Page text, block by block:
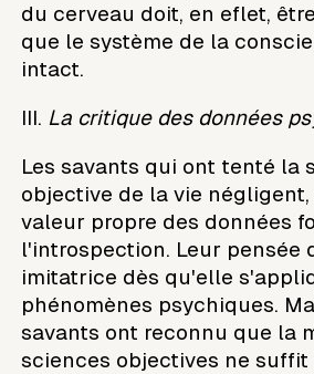
du cerveau doit, en eflet,
que le système de la
intact.
III. La critique des données
Les savants qui ont tenté la
objective de la vie
valeur propre des données
l'introspection. Leur pensée
imitatrice dès qu'elle
phénomènes psychiques.
savants ont reconnu que la
sciences objectives ne